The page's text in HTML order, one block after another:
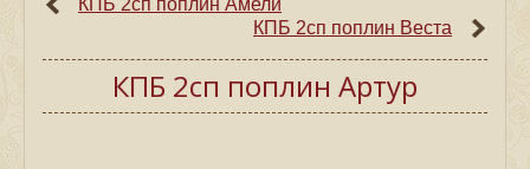
КПБ 2сп поплин Амели
КПБ 2сп поплин Веста
КПБ 2сп поплин Артур